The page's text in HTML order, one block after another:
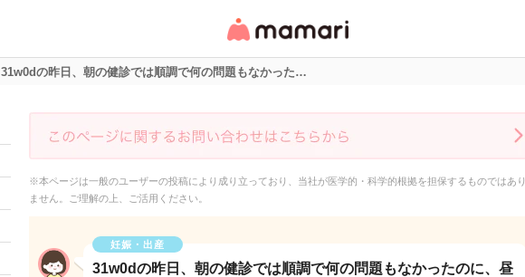
リ・情報サイト
31w0dの昨日、朝の健診では順調で何の問題もなかった…
※本ページは一般のユーザーの投稿により成り立っており、当社が医学的・科学的根拠を担保するものではあり
ません。ご理解の上、ご活用ください。
妊娠・出産
31w0dの昨日、朝の健診では順調で何の問題もなかったのに、昼